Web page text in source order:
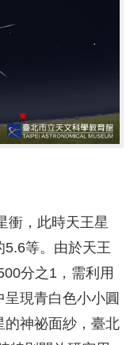
衝，此時天王星
等。由於天王
分之1，需利用
現青白色小小圓
的神祕面紗，臺北